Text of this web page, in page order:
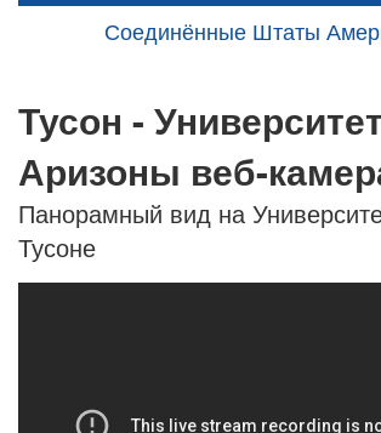
Соединённые Штаты
Тусон - Университет
Аризоны веб-
Панорамный вид на
Тусоне